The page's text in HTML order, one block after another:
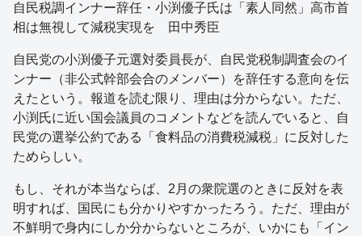
自民税調インナー辞任・小渕優子氏は「素人同然」高市首
相は無視して減税実現を 田中秀臣
自民党の小渕優子元選対委員長が、自民党税制調査会のイ
ンナー（非公式幹部会合のメンバー）を辞任する意向を伝
えたという。報道を読む限り、理由は分からない。ただ、
小渕氏に近い国会議員のコメントなどを読んでいると、自
民党の選挙公約である「食料品の消費税減税」に反対した
ためらしい。
もし、それが本当ならば、2月の衆院選のときに反対を表
明すれば、国民にも分かりやすかったろう。ただ、理由が
不鮮明で身内にしか分からないところが、いかにも「イン